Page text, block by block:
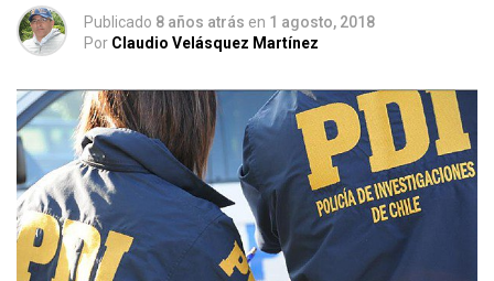
Publicado 8 años atrás en 1 agosto, 2018
Por Claudio Velásquez Martínez